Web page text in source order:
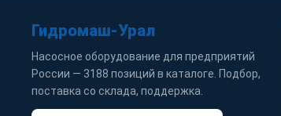
Гидромаш-Урал
Насосное оборудование для предприятий
России — 3188 позиций в каталоге. Подбор,
поставка со склада, поддержка.